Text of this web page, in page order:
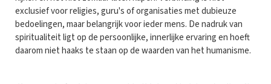
exclusief voor religies, guru's of organisaties met dubieuze
bedoelingen, maar belangrijk voor ieder mens. De nadruk van
spiritualiteit ligt op de persoonlijke, innerlijke ervaring en hoeft
daarom niet haaks te staan op de waarden van het humanisme.